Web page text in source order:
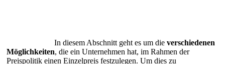
In diesem Abschnitt geht es um die verschiedenen
Möglichkeiten, die ein Unternehmen hat, im Rahmen der
Preispolitik einen Einzelpreis festzulegen. Um dies zu